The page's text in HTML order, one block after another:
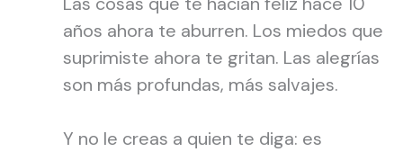
años ahora te aburren. Los miedos que
suprimiste ahora te gritan. Las alegrías
son más profundas, más salvajes.
Y no le creas a quien te diga: es